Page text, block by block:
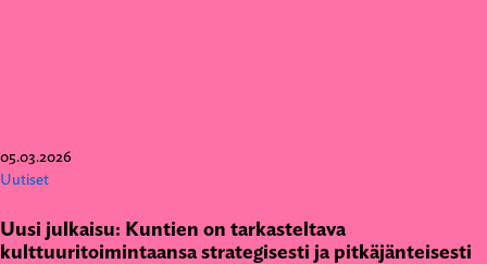
05.03.2026
Uutiset
Uusi julkaisu: Kuntien on tarkasteltava
kulttuuritoimintaansa strategisesti ja pitkäjänteisesti